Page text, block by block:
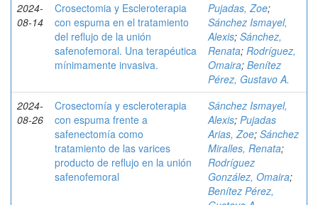
2024-
08-14
Crosectomia y Escleroterapia
con espuma en el tratamiento
del reflujo de la unión
safenofemoral. Una terapéutica
mínimamente invasiva.
Pujadas, Zoe;
Sánchez Ismayel,
Alexis; Sánchez,
Renata; Rodríguez,
Omaira; Benítez
Pérez, Gustavo A.
2024-
08-26
Crosectomía y escleroterapia
con espuma frente a
safenectomía como
tratamiento de las varices
producto de reflujo en la unión
safenofemoral
Sánchez Ismayel,
Alexis; Pujadas
Arias, Zoe; Sánchez
Miralles, Renata;
Rodríguez
González, Omaira;
Benítez Pérez,